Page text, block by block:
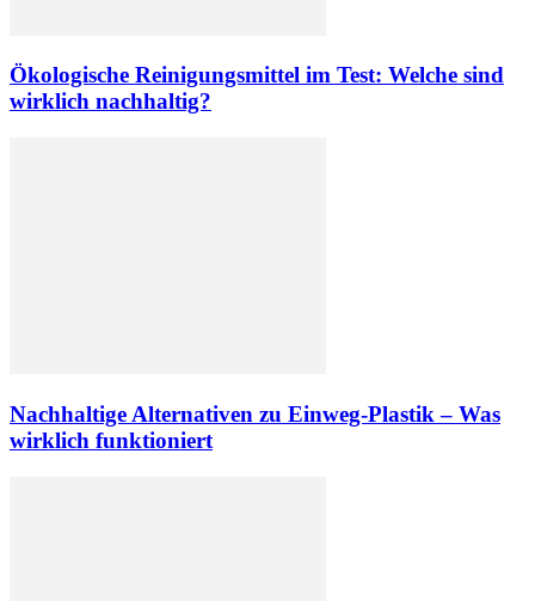
Ökologische Reinigungsmittel im Test: Welche sind
wirklich nachhaltig?
Nachhaltige Alternativen zu Einweg-Plastik – Was
wirklich funktioniert